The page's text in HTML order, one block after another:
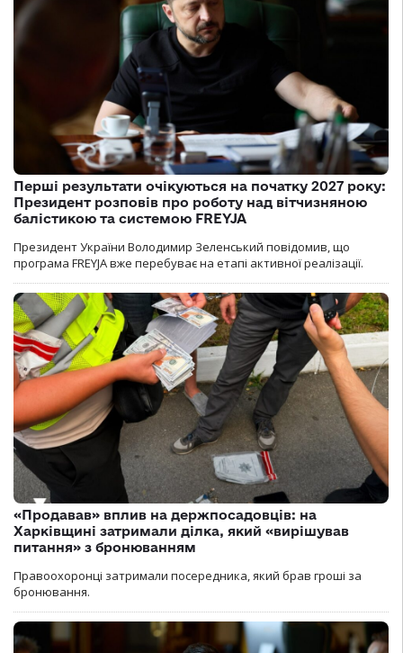
Перші результати очікуються на початку 2027 року:
Президент розповів про роботу над вітчизняною
балістикою та системою FREYJA
Президент України Володимир Зеленський повідомив, що
програма FREYJA вже перебуває на етапі активної реалізації.
«Продавав» вплив на держпосадовців: на
Харківщині затримали ділка, який «вирішував
питання» з бронюванням
Правоохоронці затримали посередника, який брав гроші за
бронювання.